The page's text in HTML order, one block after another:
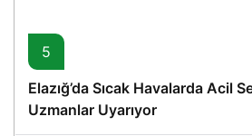
5
Elazığ’da Sıcak Havalarda Acil
Uzmanlar Uyarıyor